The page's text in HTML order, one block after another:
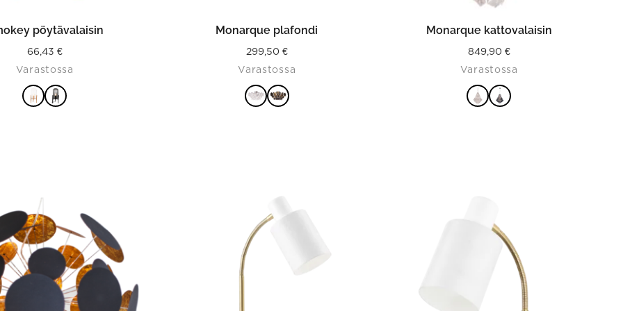
VAIHTOEHDOISTA
pöytävalaisin
66,43 €
Varastossa
VALITSE VAIHTOEHDOISTA
Monarque plafondi
299,50 €
Varastossa
VALITSE VAIHTOEHDOISTA
Monarque kattovalaisin
849,90 €
Varastossa